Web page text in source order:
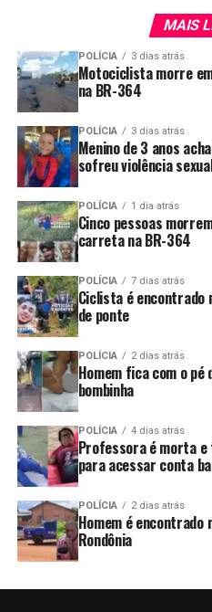
MAIS
POLÍCIA 3 dias atrás
Motociclista morre
na BR-364
POLÍCIA 3 dias atrás
Menino de 3 anos
sofreu violência
POLÍCIA 1 dia atrás
Cinco pessoas
carreta na BR-364
POLÍCIA 7 dias atrás
Ciclista é encontrado
de ponte
POLÍCIA 2 dias atrás
Homem fica com o pé
bombinha
POLÍCIA 4 dias atrás
Professora é morta e
para acessar conta
POLÍCIA 2 dias atrás
Homem é
Rondônia